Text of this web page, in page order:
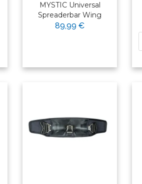
MYSTIC Universal
Spreaderbar Wing
89,99 €